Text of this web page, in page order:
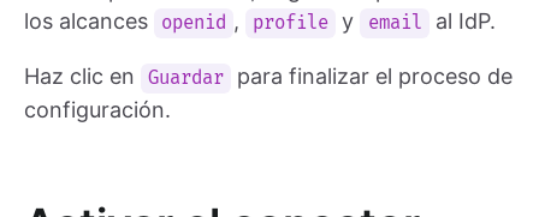
los alcances
openid , profile y email al IdP.
Haz clic en Guardar
para finalizar el proceso de
configuración.